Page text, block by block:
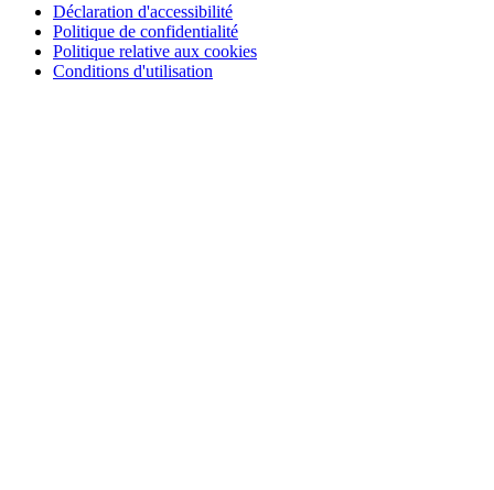
Déclaration d'accessibilité
Politique de confidentialité
Politique relative aux cookies
Conditions d'utilisation